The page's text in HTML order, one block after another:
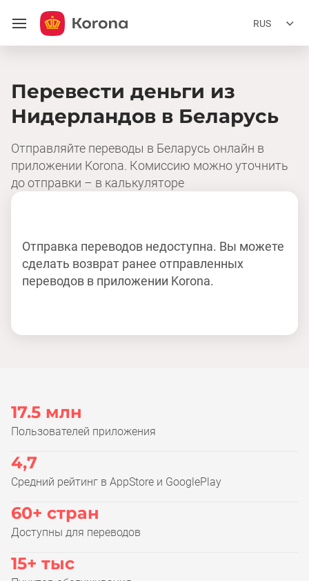
RUS
Перевести деньги из
Нидерландов в Беларусь
Отправляйте переводы в Беларусь онлайн в
приложении Korona. Комиссию можно уточнить
до отправки – в калькуляторе
Отправка переводов недоступна. Вы можете
сделать возврат ранее отправленных
переводов в приложении Korona.
17.5 млн
Пользователей приложения
4,7
Средний рейтинг в AppStore и GooglePlay
60+ стран
Доступны для переводов
15+ тыс